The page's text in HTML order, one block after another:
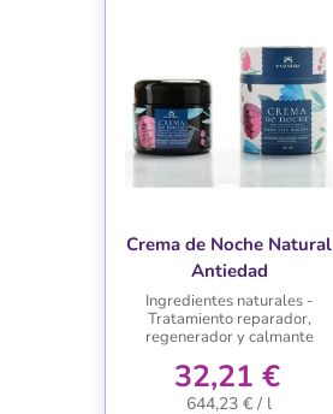
Crema de Noche Natural
Antiedad
Ingredientes naturales -
Tratamiento reparador,
regenerador y calmante
32,21 €
644,23 € / l